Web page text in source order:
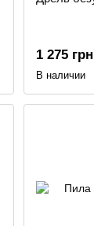
1 275 грн
В наличии